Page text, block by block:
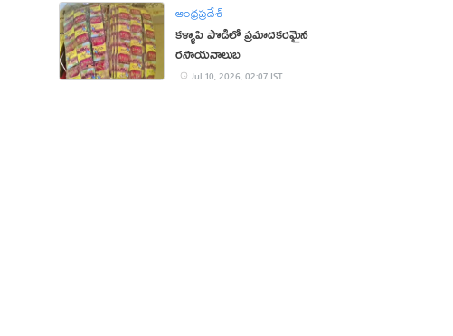
ఆంధ్రప్రదేశ్
కళ్ళాపి పొడిలో ప్రమాదకరమైన
రసాయనాలుబ
Jul 10, 2026, 02:07 IST